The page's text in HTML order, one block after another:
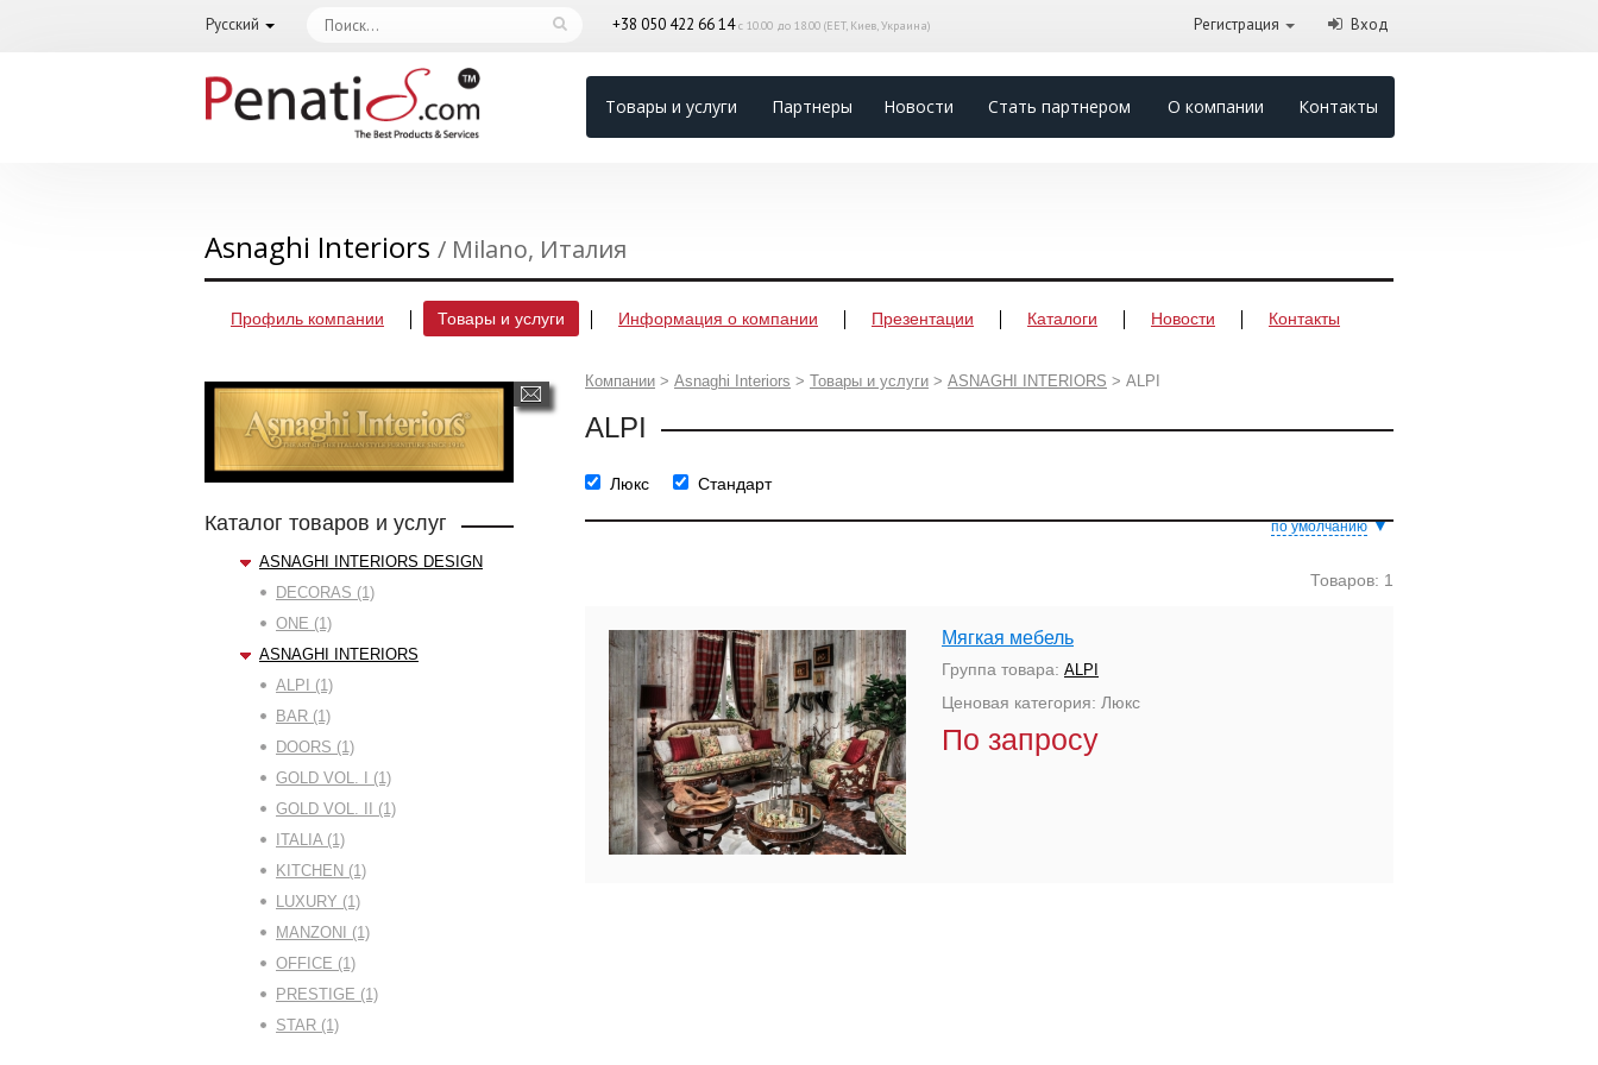
Русский +38 050 422 66 14с 10.00 до 18.00 (EET, Киев, Украина) Регистрация Вход
Товары и услуги Партнеры Новости Стать партнером О компании Контакты
Asnaghi Interiors / Milano, Италия
Профиль компании Товары и услуги Информация о компании Презентации Каталоги Новости Контакты
Каталог товаров и услуг
ASNAGHI INTERIORS DESIGN
DECORAS (1)
ONE (1)
ASNAGHI INTERIORS
ALPI (1)
BAR (1)
DOORS (1)
GOLD VOL. I (1)
GOLD VOL. II (1)
ITALIA (1)
KITCHEN (1)
LUXURY (1)
MANZONI (1)
OFFICE (1)
PRESTIGE (1)
STAR (1)
Компании > Asnaghi Interiors > Товары и услуги > ASNAGHI INTERIORS > ALPI
ALPI
по умолчанию▼
Люкс Стандарт
Товаров: 1
Мягкая мебель
Группа товара: ALPI
Ценовая категория: Люкс
По запросу